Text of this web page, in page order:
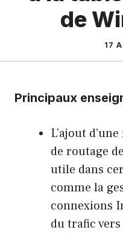
de
17
Principaux
L’ajout
de routage
utile dans
comme la
connexions
du trafic